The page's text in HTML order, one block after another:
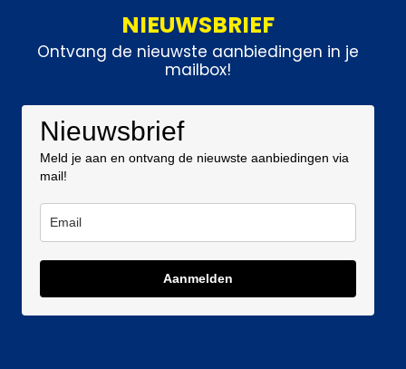
NIEUWSBRIEF
Ontvang de nieuwste aanbiedingen in je
mailbox!
Nieuwsbrief
Meld je aan en ontvang de nieuwste aanbiedingen via
mail!
Aanmelden